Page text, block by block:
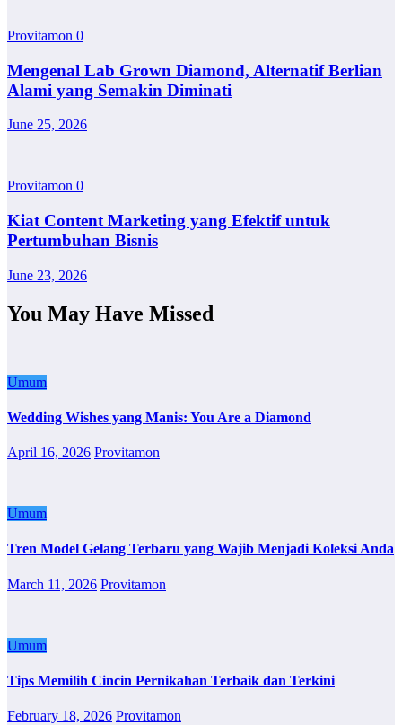
Provitamon 0
Mengenal Lab Grown Diamond, Alternatif Berlian
Alami yang Semakin Diminati
June 25, 2026
Provitamon 0
Kiat Content Marketing yang Efektif untuk
Pertumbuhan Bisnis
June 23, 2026
You May Have Missed
Umum
Wedding Wishes yang Manis: You Are a Diamond
April 16, 2026 Provitamon
Umum
Tren Model Gelang Terbaru yang Wajib Menjadi Koleksi Anda
March 11, 2026 Provitamon
Umum
Tips Memilih Cincin Pernikahan Terbaik dan Terkini
February 18, 2026 Provitamon